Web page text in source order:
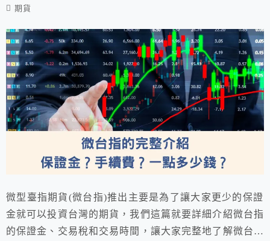
期貨
微型臺指期貨(微台指)推出主要是為了讓大家更少的保證
金就可以投資台灣的期貨，我們這篇就要詳細介紹微台指
的保證金、交易稅和交易時間，讓大家完整地了解微台指